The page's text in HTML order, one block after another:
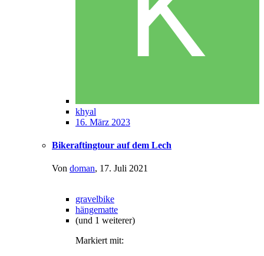
khyal
16. März 2023
Bikeraftingtour auf dem Lech
Von doman, 17. Juli 2021
gravelbike
hängematte
(und 1 weiterer)
Markiert mit: